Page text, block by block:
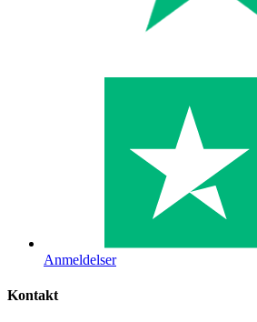
Anmeldelser
Kontakt